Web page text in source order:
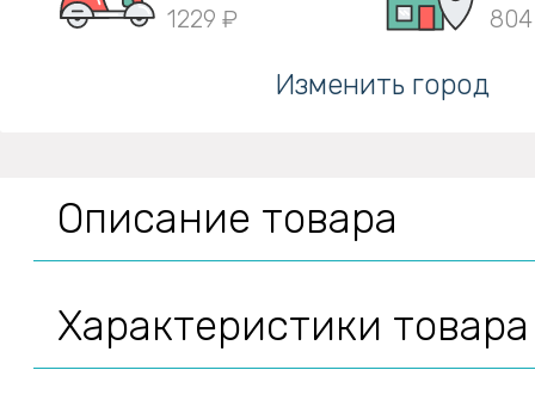
1229 ₽
Изменить город
Описание товара
Характеристики товара